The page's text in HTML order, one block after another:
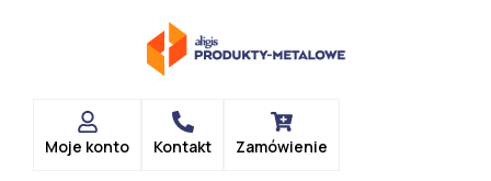
Moje konto Kontakt Zamówienie